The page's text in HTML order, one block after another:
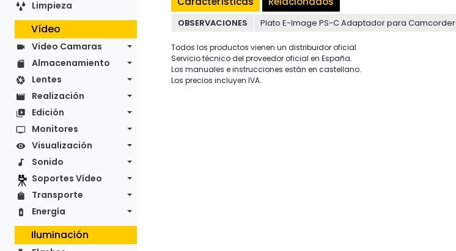
Limpieza
Vídeo
Video Camaras
Almacenamiento
Lentes
Realización
Edición
Monitores
Visualización
Sonido
Soportes Vídeo
Transporte
Energía
Iluminación
OBSERVACIONES Plato E-Image PS-C Adaptador para Camcorder
Todos los productos vienen un distribuidor oficial
Servicio técnico del proveedor oficial en España.
Los manuales e instrucciones están en castellano.
Los precios incluyen IVA.